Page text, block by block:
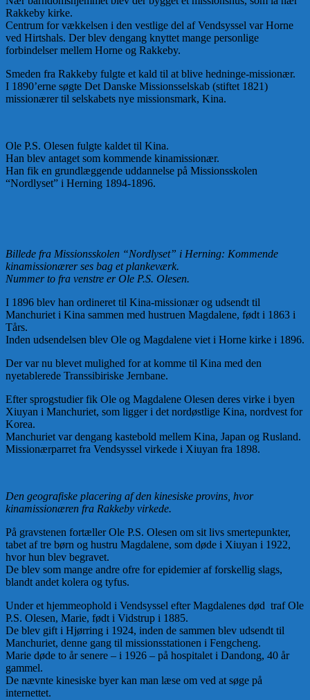
Rakkeby kirke.
Centrum for vækkelsen i den vestlige del af Vendsyssel var Horne
ved Hirtshals. Der blev dengang knyttet mange personlige
forbindelser mellem Horne og Rakkeby.
Smeden fra Rakkeby fulgte et kald til at blive hedninge-missionær.
I 1890’erne søgte Det Danske Missionsselskab (stiftet 1821)
missionærer til selskabets nye missionsmark, Kina.
Ole P.S. Olesen fulgte kaldet til Kina.
Han blev antaget som kommende kinamissionær.
Han fik en grundlæggende uddannelse på Missionsskolen
“Nordlyset” i Herning 1894-1896.
Billede fra Missionsskolen “Nordlyset” i Herning: Kommende
kinamissionærer ses bag et plankeværk.
Nummer to fra venstre er Ole P.S. Olesen.
I 1896 blev han ordineret til Kina-missionær og udsendt til
Manchuriet i Kina sammen med hustruen Magdalene, født i 1863 i
Tårs.
Inden udsendelsen blev Ole og Magdalene viet i Horne kirke i 1896.
Der var nu blevet mulighed for at komme til Kina med den
nyetablerede Transsibiriske Jernbane.
Efter sprogstudier fik Ole og Magdalene Olesen deres virke i byen
Xiuyan i Manchuriet, som ligger i det nordøstlige Kina, nordvest for
Korea.
Manchuriet var dengang kastebold mellem Kina, Japan og Rusland.
Missionærparret fra Vendsyssel virkede i Xiuyan fra 1898.
Den geografiske placering af den kinesiske provins, hvor
kinamissionæren fra Rakkeby virkede.
På gravstenen fortæller Ole P.S. Olesen om sit livs smertepunkter,
tabet af tre børn og hustru Magdalene, som døde i Xiuyan i 1922,
hvor hun blev begravet.
De blev som mange andre ofre for epidemier af forskellig slags,
blandt andet kolera og tyfus.
Under et hjemmeophold i Vendsyssel efter Magdalenes død traf Ole
P.S. Olesen, Marie, født i Vidstrup i 1885.
De blev gift i Hjørring i 1924, inden de sammen blev udsendt til
Manchuriet, denne gang til missionsstationen i Fengcheng.
Marie døde to år senere – i 1926 – på hospitalet i Dandong, 40 år
gammel.
De nævnte kinesiske byer kan man læse om ved at søge på
internettet.